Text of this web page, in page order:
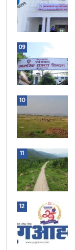
09
10
11
12